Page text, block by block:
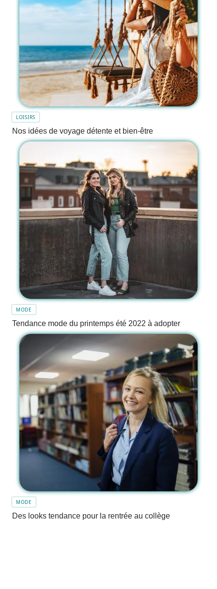
LOISIRS
Nos idées de voyage détente et bien-être
MODE
Tendance mode du printemps été 2022 à adopter
MODE
Des looks tendance pour la rentrée au collège